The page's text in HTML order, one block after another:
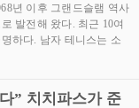
년 이후 그랜드슬램 역사
발전해 왔다. 최근 10여
하다. 남자 테니스는 소
” 치치파스가 준